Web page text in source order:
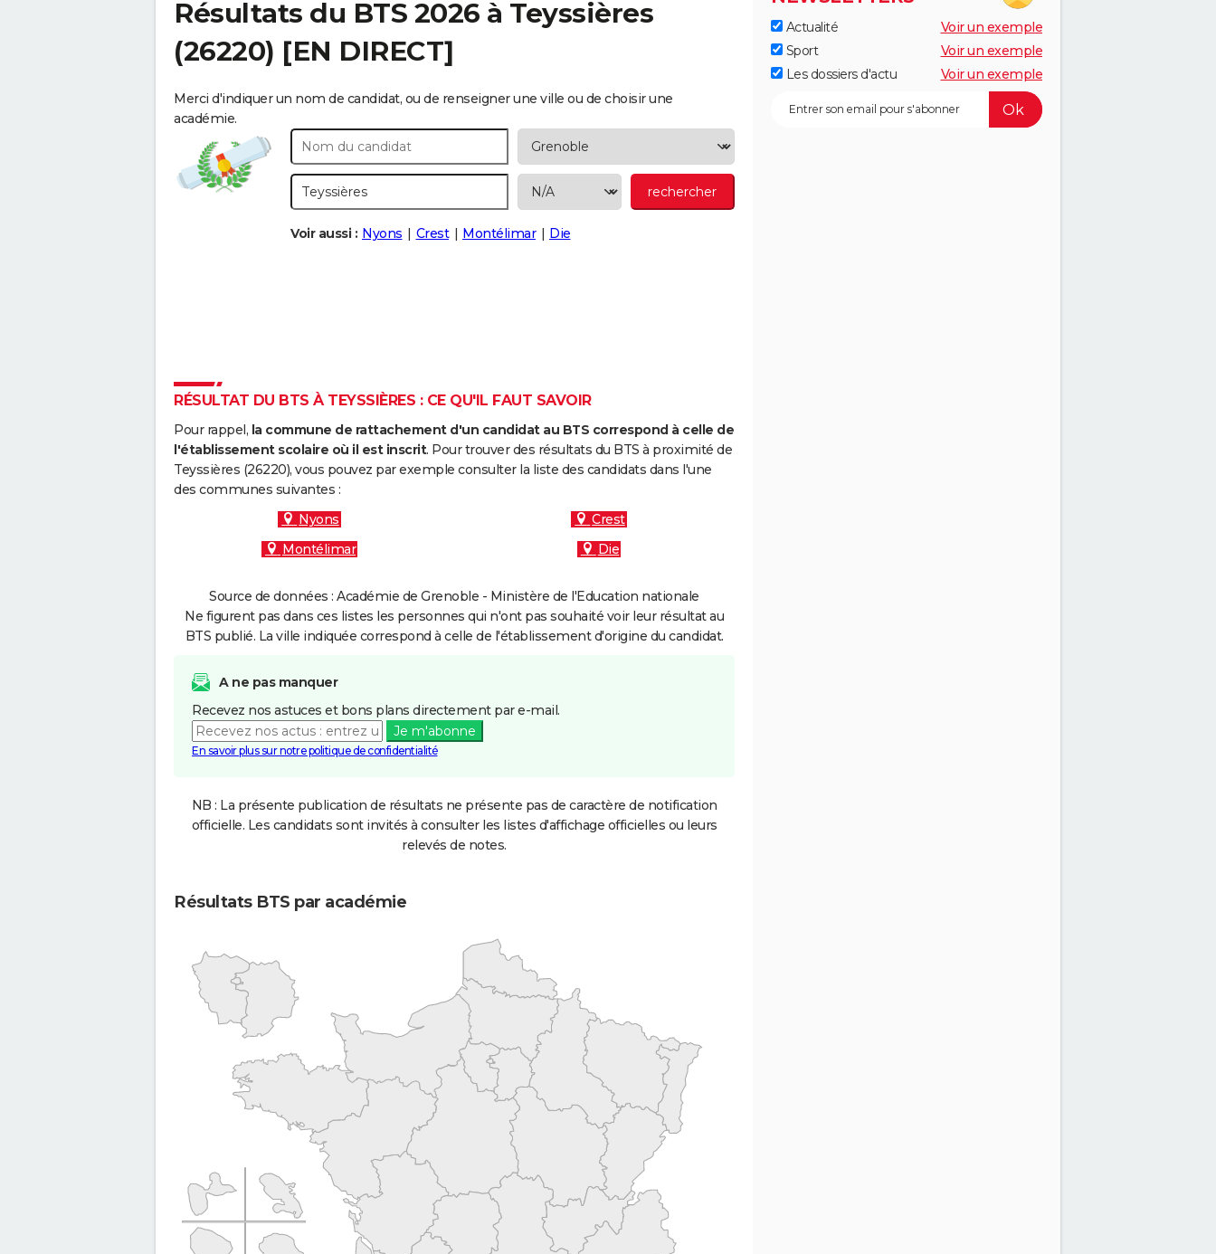
Résultats du BTS 2026 à Teyssières
(26220) [EN DIRECT]
Merci d'indiquer un nom de candidat, ou de renseigner une ville ou de choisir une
académie.
Voir aussi : Nyons Crest Montélimar Die
RÉSULTAT DU BTS À TEYSSIÈRES : CE QU'IL FAUT SAVOIR
Pour rappel, la commune de rattachement d'un candidat au BTS correspond à celle de
l'établissement scolaire où il est inscrit. Pour trouver des résultats du BTS à proximité de
Teyssières (26220), vous pouvez par exemple consulter la liste des candidats dans l'une
des communes suivantes :
Nyons
Crest
Montélimar
Die
Source de données : Académie de Grenoble - Ministère de l'Education nationale
Ne figurent pas dans ces listes les personnes qui n'ont pas souhaité voir leur résultat au
BTS publié. La ville indiquée correspond à celle de l'établissement d'origine du candidat.
A ne pas manquer
Recevez nos astuces et bons plans directement par e-mail.
Je m'abonne
En savoir plus sur notre politique de confidentialité
NB : La présente publication de résultats ne présente pas de caractère de notification
officielle. Les candidats sont invités à consulter les listes d'affichage officielles ou leurs
relevés de notes.
Résultats BTS par académie
Actualité
Voir un exemple
Sport
Voir un exemple
Les dossiers d'actu
Voir un exemple